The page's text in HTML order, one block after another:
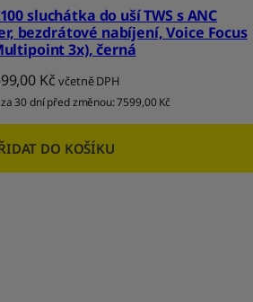
sluchátka do uší TWS s ANC
bezdrátové nabíjení, Voice Focus
3x), černá
Kč včetně DPH
30 dní před změnou:7599,00Kč
DO KOŠÍKU